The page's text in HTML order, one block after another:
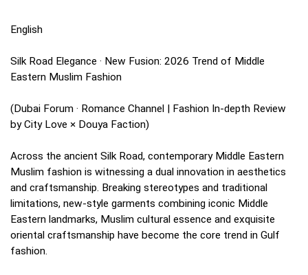
English
Silk Road Elegance · New Fusion: 2026 Trend of Middle
Eastern Muslim Fashion
(Dubai Forum · Romance Channel | Fashion In-depth Review
by City Love × Douya Faction)
Across the ancient Silk Road, contemporary Middle Eastern
Muslim fashion is witnessing a dual innovation in aesthetics
and craftsmanship. Breaking stereotypes and traditional
limitations, new‑style garments combining iconic Middle
Eastern landmarks, Muslim cultural essence and exquisite
oriental craftsmanship have become the core trend in Gulf
fashion.